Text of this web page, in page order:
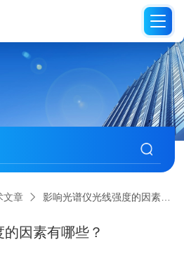
文章 影响光谱仪光线强度的因素有哪些？
因素有哪些？